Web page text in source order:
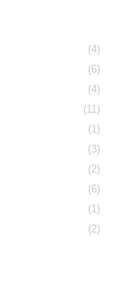
(4)
(6)
(4)
(11)
(1)
(3)
(2)
(6)
(1)
(2)